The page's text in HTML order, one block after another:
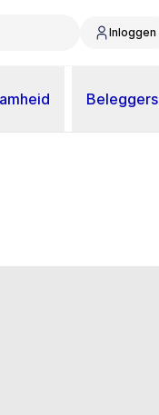
Inloggen
Beleggers